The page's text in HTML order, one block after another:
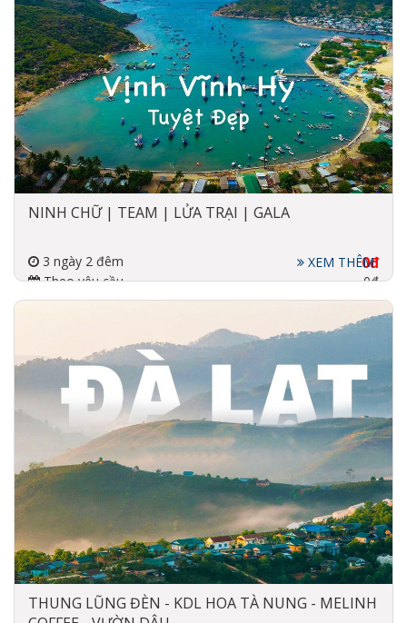
NINH CHỮ | TEAM | LỬA TRẠI | GALA
3 ngày 2 đêm
Theo yêu cầu
Đi về bằng xe
0đ
0đ
XEM THÊM
THUNG LŨNG ĐÈN - KDL HOA TÀ NUNG - MELINH